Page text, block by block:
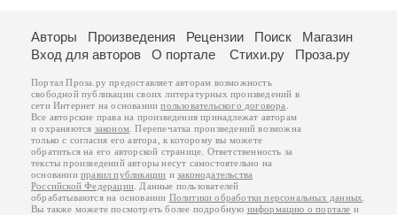
Авторы Произведения Рецензии Поиск
Магазин
Вход для авторов
О портале Стихи.ру Проза.ру
Портал Проза.ру предоставляет авторам возможность
свободной публикации своих литературных произведений в
сети Интернет на основаниипользовательского договора
Все авторские права на произведения принадлежат авторам
и охраняются законом . Перепечатка произведений возможна
только с согласия его автора, к которому вы можете
обратиться на его авторской странице. Ответственность за
тексты произведений авторы несут самостоятельно на
основанииправил публикации изаконодательства
Российской Федерации . Данные пользователей
обрабатываются на основании Политики обработки персональных данных
Вы также можете посмотреть более подробную информацию о портале и